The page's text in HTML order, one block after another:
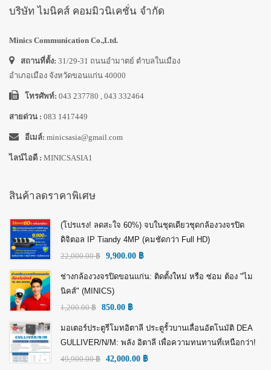
บริษัท ไมนิคส์ คอมมิวนิเคชั่น จำกัด
Minics Communication Co.,Ltd.
สถานที่ตั้ง: 31/29-31 ถนนอำมาตย์ ตำบลในเมือง
อำเภอเมือง จังหวัดขอนแก่น 40000
โทรศัพท์: 043 237780 , 043 332464
สายด่วน : 083 1417449
อีเมล์: minicsasia@gmail.com
ไลน์ไอดี : MINICSASIA1
สินค้าลดราคาพิเศษ
(โปรแรง! ลดสะใจ 60%) จบในชุดเดียวชุดกล้องวงจรปิด
ดิจิตอล IP Tiandy 4MP (คมชัดกว่า Full HD)
22,000.00฿ 9,900.00 ฿
ช่างกล้องวงจรปิดขอนแก่น: ติดตั้งใหม่ หรือ ซ่อม ต้อง "ไม
นิคส์" (MINICS)
1,200.00฿ 850.00 ฿
มอเตอร์ประตูรีโมทอิตาลี ประตูรั้วบานเลื่อนอัตโนมัติ DEA
GULLIVER/N/M: พลัง อิตาลี เพื่อความทนทานที่เหนือกว่า!
49,900.00฿ 42,000.00 ฿